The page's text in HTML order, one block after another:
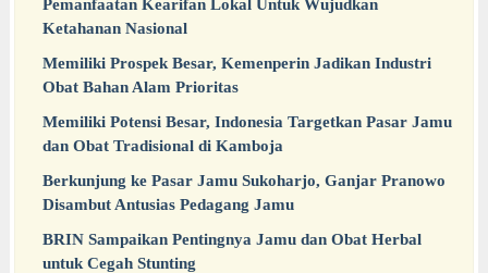
Pemanfaatan Kearifan Lokal Untuk Wujudkan
Ketahanan Nasional
Memiliki Prospek Besar, Kemenperin Jadikan Industri
Obat Bahan Alam Prioritas
Memiliki Potensi Besar, Indonesia Targetkan Pasar Jamu
dan Obat Tradisional di Kamboja
Berkunjung ke Pasar Jamu Sukoharjo, Ganjar Pranowo
Disambut Antusias Pedagang Jamu
BRIN Sampaikan Pentingnya Jamu dan Obat Herbal
untuk Cegah Stunting